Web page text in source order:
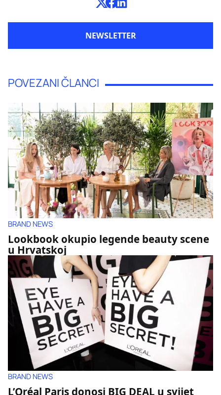
NEWSLETTER
POVEZANI ČLANCI
BRAND NEWS
Lookbook okupio legende beauty scene
u Hrvatskoj
BRAND NEWS
L’Oréal Paris donosi BIG DEAL u svijet